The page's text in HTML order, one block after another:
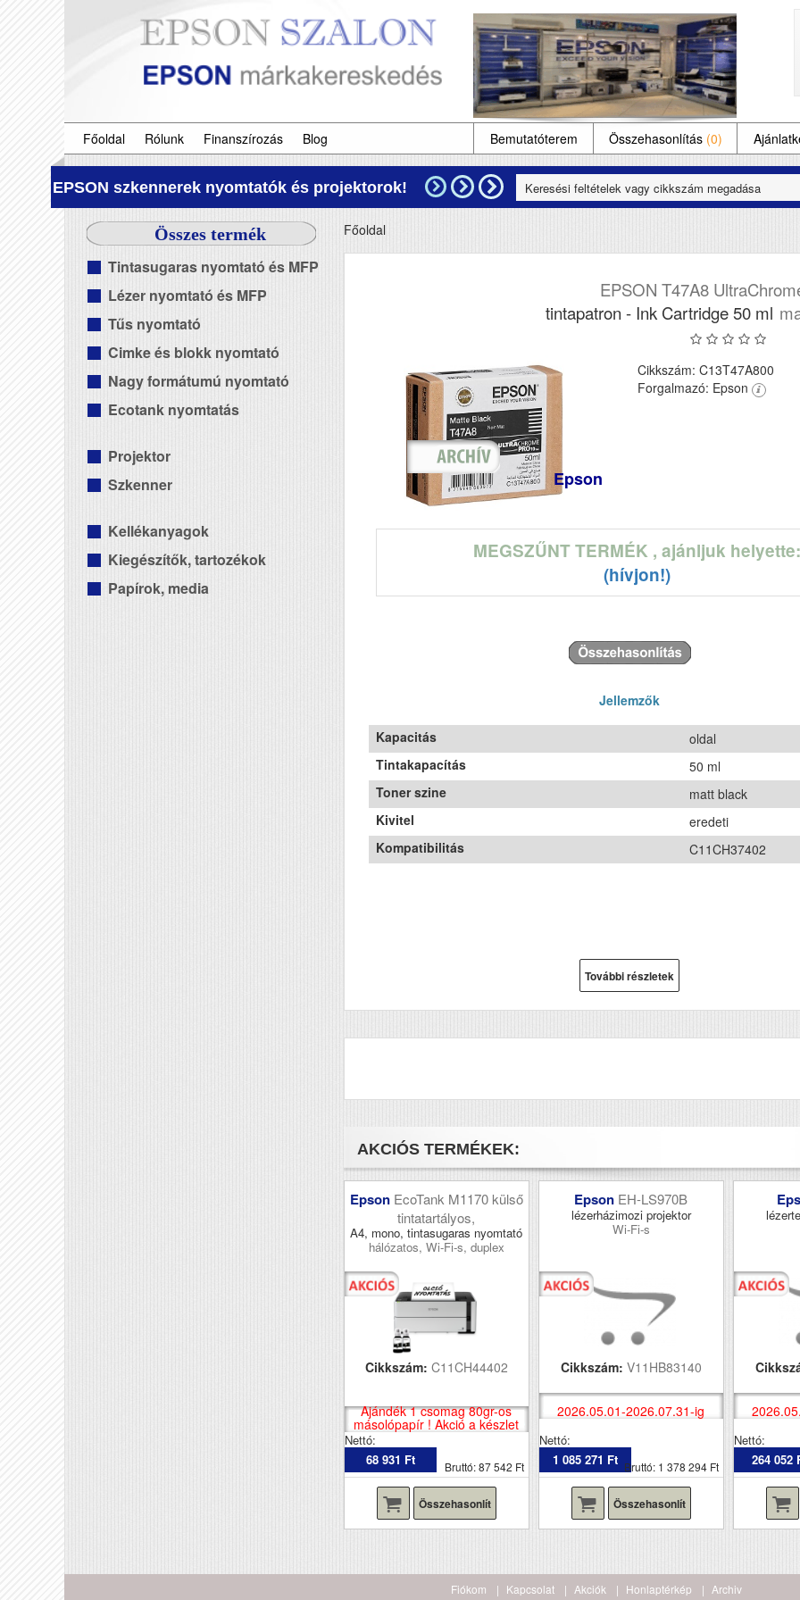
Főoldal Rólunk Finanszírozás Blog Bemutatóterem Összehasonlítás (0)
EPSON szkennerek nyomtatók és projektorok!
Összes termék
Tintasugaras nyomtató és MFP
Lézer nyomtató és MFP
Tűs nyomtató
Cimke és blokk nyomtató
Nagy formátumú nyomtató
Ecotank nyomtatás
Projektor
Szkenner
Kellékanyagok
Kiegészítők, tartozékok
Papírok, media
Főoldal
EPSON T47A8
tintapatron - Ink Cartridge 50 ml
Epson
Cikkszám: C13T47A800
Forgalmazó: Epson
MEGSZŰNT TERMÉK , ajánljuk helyette:
(hívjon!)
Jellemzők
Kapacitás
oldal
Tintakapacítás
50 ml
Toner szine
matt black
Kivitel
eredeti
Kompatibilitás
C11CH37402
További részletek
AKCIÓS TERMÉKEK:
Epson EcoTank M1170 külső
tintatartályos,
A4, mono, tintasugaras nyomtató
hálózatos, Wi-Fi-s, duplex
Cikkszám: C11CH44402
Ajándék 1 csomag 80gr-os
másolópapír ! Akció a készlet
erejéig !
Nettó:
68 931 Ft
Bruttó: 87 542 Ft
Összehasonlít
Epson EH-LS970B
lézerházimozi projektor
Wi-Fi-s
Cikkszám: V11HB83140
2026.05.01-2026.07.31-ig
Nettó:
1 085 271 Ft Bruttó: 1 378 294 Ft
Összehasonlít
Nettó:
264 052
Fiókom Kapcsolat Akciók Honlaptérkép Archiv